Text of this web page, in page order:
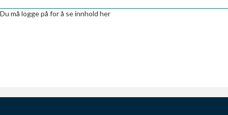
Boligmappa+
Du må logge på for å se innhold her